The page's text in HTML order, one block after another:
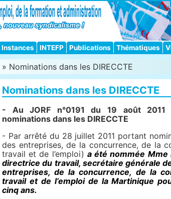
Instances INTEFP Publications Thématiques
» Nominations dans les DIRECCTE
Nominations dans les DIRECCTE
- Au JORF n°0191 du 19 août
nominations dans les DIRECCTE
- Par arrêté du 28 juillet 2011 portant
des entreprises, de la concurrence, de la
travail et de l’emploi) a été nommée Mme
directrice du travail, secrétaire générale
entreprises, de la concurrence, de la
travail et de l’emploi de la Martinique
cinq ans.